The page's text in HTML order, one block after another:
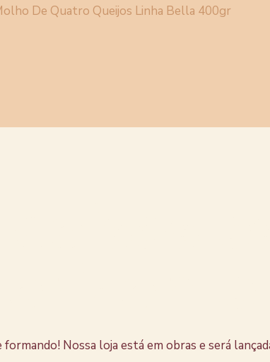
De Quatro Queijos Linha Bella 400gr
formando! Nossa loja está em obras e será